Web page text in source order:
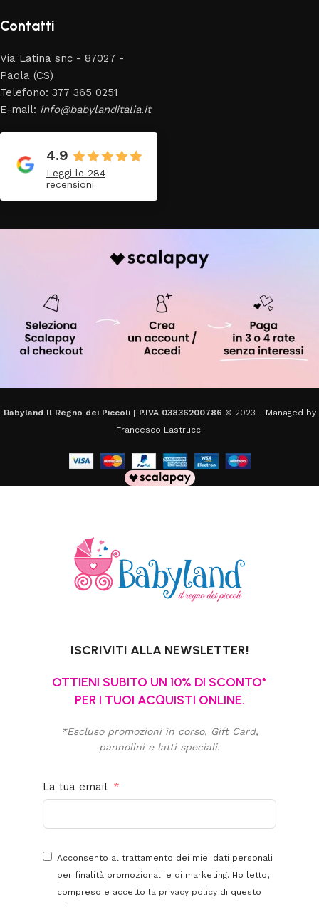
Contatti
Via Latina snc - 87027 -
Paola (CS)
Telefono: 377 365 0251
E-mail: info@babylanditalia.it
4.9
Leggi le 284
recensioni
Babyland Il Regno dei Piccoli | P.IVA 03836200786 © 2023 - Managed by
Francesco Lastrucci
ISCRIVITI ALLA NEWSLETTER!
OTTIENI SUBITO UN 10% DI SCONTO*
PER I TUOI ACQUISTI ONLINE.
*Escluso promozioni in corso, Gift Card,
pannolini e latti speciali.
La tua email
Acconsento al trattamento dei miei dati personali
per finalità promozionali e di marketing. Ho letto,
compreso e accetto la privacy policy di questo